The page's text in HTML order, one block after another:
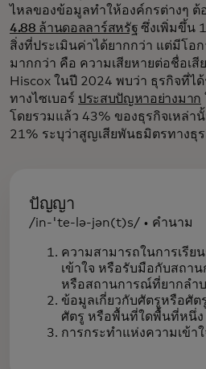
ไหลของข้อมูลทำให้องค์กรต่างๆ ต้
4.88 ล้านดอลลาร์สหรัฐ ซึ่งเพิ่มขึ้น
สิ่งที่ประเมินค่าได้ยากกว่า แต่มีโอ
มากกว่า คือ ความเสียหายต่อชื่อเสี
Hiscox ในปี 2024 พบว่า ธุรกิจที่ไ
ทางไซเบอร์ ประสบปัญหาอย่างมาก
โดยรวมแล้ว 43% ของธุรกิจเหล่า
21% ระบุว่าสูญเสียพันธมิตรทางธุ
ปัญญา
/in-'te-lə-jən(t)s/ • คำนาม
ความสามารถในการเรีย
เข้าใจ หรือรับมือกับสถา
หรือสถานการณ์ที่ยากลำ
ข้อมูลเกี่ยวกับศัตรูหรือศัต
ศัตรู หรือพื้นที่ใดพื้นที่หนึ่ง
การกระทำแห่งความเข้าใ